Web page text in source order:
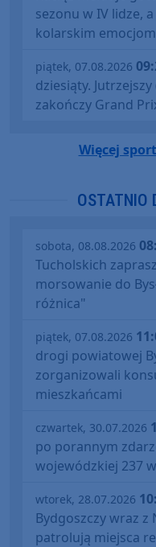
sezonu w IV lidze,
kolarskim
piątek, 07.08.2026
dziesiąty.
zakończy Grand
Więcej
OSTATNIO
sobota, 08.08.2026
Tucholskich
morsowanie do
różnica"
piątek, 07.08.2026
drogi powiatowej
zorganizowali
mieszkańcami
czwartek, 30.07.2026
po porannym
wojewódzkiej 237
wtorek, 28.07.2026
Bydgoszczy wraz
patrolują miejsca